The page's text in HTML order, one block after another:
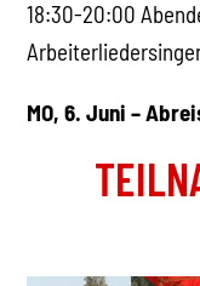
18:30-20:00
MO, 6. Juni –